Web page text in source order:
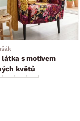
látka s motivem
květů